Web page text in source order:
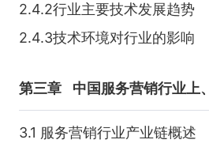
2.4.2行业主要技术发展趋势
2.4.3技术环境对行业的影响
第三章 中国服务营销行业上
3.1 服务营销行业产业链概述